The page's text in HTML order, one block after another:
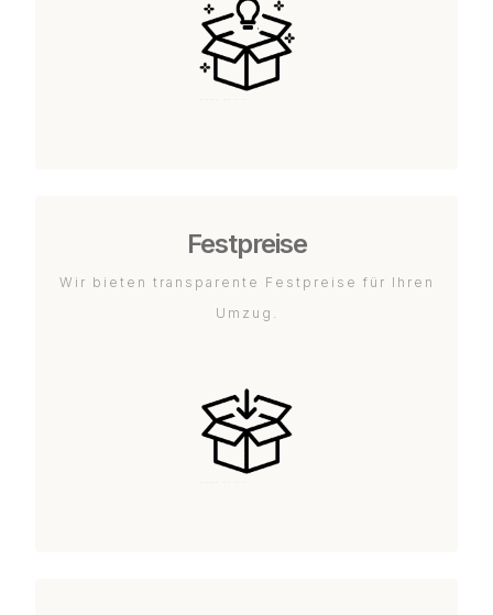
Festpreise
Wir bieten transparente Festpreise für Ihren
Umzug.